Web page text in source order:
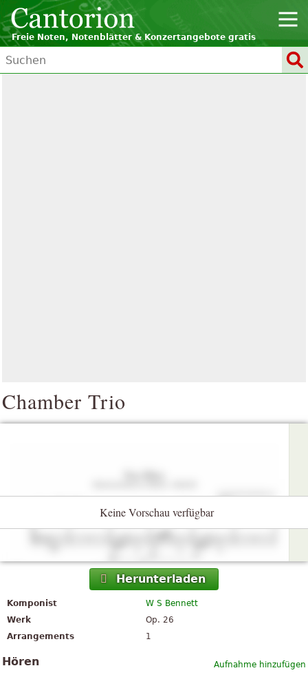
Freie Noten, Notenblätter & Konzertangebote gratis
Chamber Trio
Keine Vorschau verfügbar
Herunterladen
Komponist
W S Bennett
Werk
Op. 26
Arrangements
1
Aufnahme hinzufügen
Hören